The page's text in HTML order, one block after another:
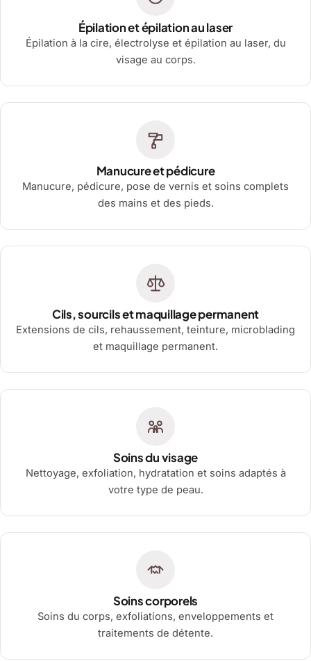
Épilation et épilation au laser
Épilation à la cire, électrolyse et épilation au laser, du
visage au corps.
Manucure et pédicure
Manucure, pédicure, pose de vernis et soins complets
des mains et des pieds.
Cils, sourcils et maquillage permanent
Extensions de cils, rehaussement, teinture, microblading
et maquillage permanent.
Soins du visage
Nettoyage, exfoliation, hydratation et soins adaptés à
votre type de peau.
Soins corporels
Soins du corps, exfoliations, enveloppements et
traitements de détente.